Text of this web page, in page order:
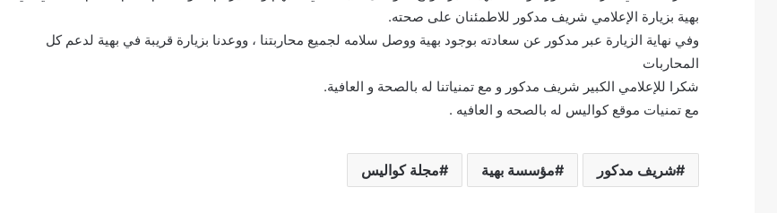
بهية بزيارة الإعلامي شريف مدكور للاطمئنان على صحته.
وفي نهاية الزيارة عبر مدكور عن سعادته بوجود بهية ووصل سلامه لجميع محاربتنا ، ووعدنا بزيارة قريبة في بهية لدعم كل
المحاربات
شكرا للإعلامي الكبير شريف مدكور و مع تمنياتنا له بالصحة و العافية.
مع تمنيات موقع كواليس له بالصحه و العافيه .
شريف مدكور مؤسسة بهية مجلة كواليس